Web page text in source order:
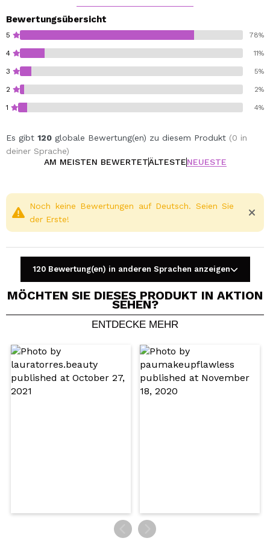
oder einfach nur für eine leichtere Behandlung.
Ecocert.
Cruelty free.
Vegan.
Bewertungsübersicht
5 78%
4 11%
3 5%
2 2%
1 4%
Es gibt 120 globale Bewertung(en) zu diesem Produkt (0 in
deiner Sprache)
AM MEISTEN BEWERTETÄLTESTENEUESTE
Ein Video oder Foto teilen
Dein Video könnte das erste sein. Stell es dir vor...
Würden Sie diesen Kauf empfehlen? Ja Nein
Noch keine Bewertungen auf Deutsch. Seien Sie
der Erste!
120 Bewertung(en) in anderen Sprachen anzeigen
MÖCHTEN SIE DIESES PRODUKT IN AKTION
SEHEN?
ENTDECKE MEHR